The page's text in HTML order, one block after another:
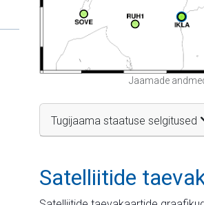
Jaamade
Tugijaama staatuse selgitused
Satelliitide